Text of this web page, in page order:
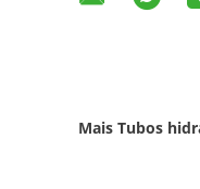
Mais Tubos